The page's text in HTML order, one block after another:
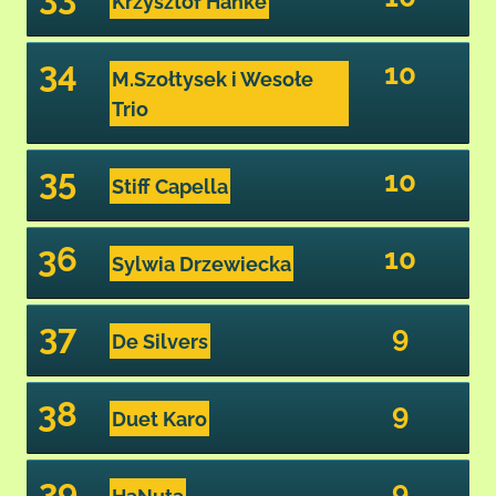
34
M.Szołtysek i Wesołe
Trio
10
35 Stiff Capella 10
36 Sylwia Drzewiecka 10
37 De Silvers 9
38 Duet Karo 9